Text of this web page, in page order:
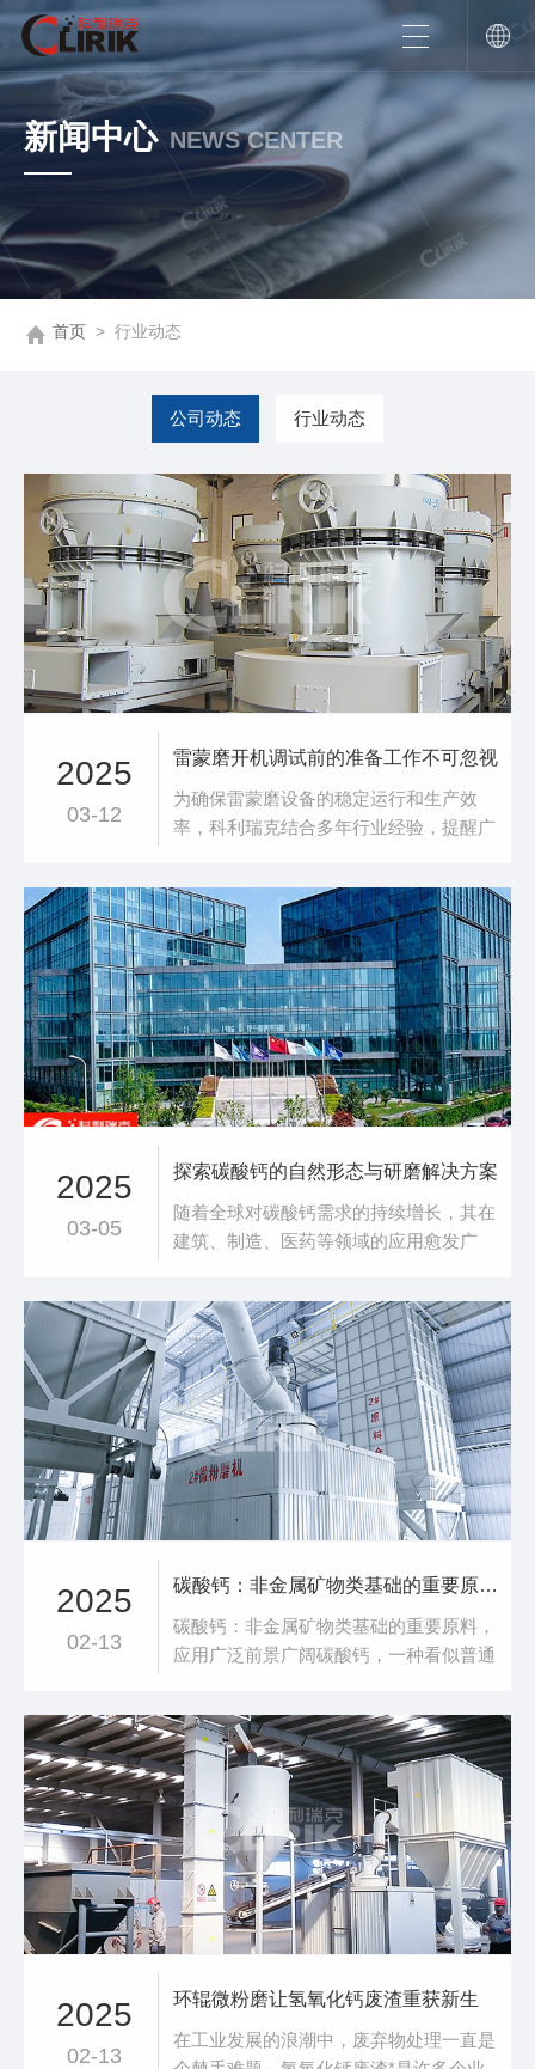
新闻中心 NEWS CENTER
首页 > 行业动态
公司动态 行业动态
2025
03-12
雷蒙磨开机调试前的准备工作不可忽视
为确保雷蒙磨设备的稳定运行和生产效
率，科利瑞克结合多年行业经验，提醒广
作：一、全面检查设备状态外观检查: 仔
细查看设备外观是否存在运输造成的损
伤，确认各部件齐全，连接螺栓紧固。润
滑检查: 检查各润滑点，确保已加注适量
润滑脂，特别是磨辊总成、分析机
2025
03-05
探索碳酸钙的自然形态与研磨解决方案
随着全球对碳酸钙需求的持续增长，其在
建筑、制造、医药等领域的应用愈发广
利瑞克始终致力于为客户提供**、**的研
磨解决方案。本文将带您了解碳酸钙的两
种主要自然形态——方解石和石灰石，并
展示科利瑞克如何通过先进技术帮助客户
实现**生产。方解石：自然界中的常见矿
物方解石
2025
02-13
碳酸钙：非金属矿物类基础的重要原料，应用广泛前景广阔
碳酸钙：非金属矿物类基础的重要原料，
应用广泛前景广阔碳酸钙，一种看似普通
要原料，广泛应用于各个领域，与我们的
日常生活息息相关。碳酸钙资源丰富，主
要存在于石灰石、大理石、白垩等矿物
中。我国碳酸钙资源储量丰富，分布广
泛，为碳酸钙产业的发展提供了坚实的资
源保障。碳酸钙根
2025
02-13
环辊微粉磨让氢氧化钙废渣重获新生
在工业发展的浪潮中，废弃物处理一直是